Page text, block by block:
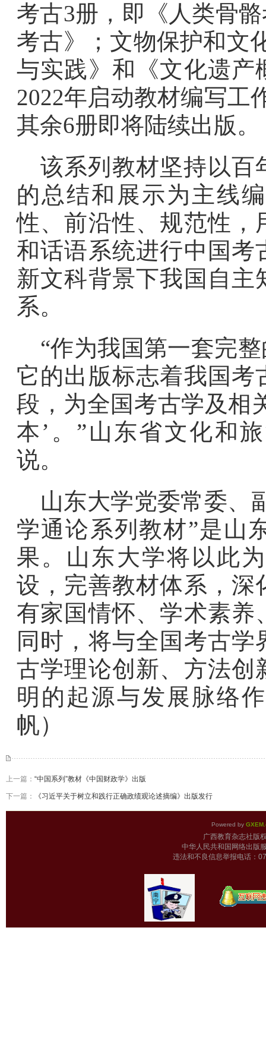
考古3册，即《人类骨
考古》；文物保护和文
与实践》和《文化遗产
2022年启动教材编写工
其余6册即将陆续出版。
该系列教材坚持以百
的总结和展示为主线
性、前沿性、规范性，
和话语系统进行中国考
新文科背景下我国自
系。
“作为我国第一套完
它的出版标志着我国考
段，为全国考古学及相
本’。”山东省文化和
说。
山东大学党委常委、
学通论系列教材”是山
果。山东大学将以此
设，完善教材体系，深
有家国情怀、学术素养
同时，将与全国考古
古学理论创新、方法创
明的起源与发展脉络
帆）
上一篇： “中国系列”教材《中国财政学》出版
下一篇： 《习近平关于树立和践行正确政绩观论述摘编》出版发行
Powered by
广西教育杂志
中华人民共和国网络出版
违法和不良信息举报电话：